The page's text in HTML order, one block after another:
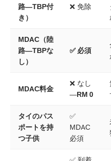
路—TBP付
き）
❌ 免除
MDAC（陸
路—TBPな
し）
✅ 必須
MDAC料金
❌ なし
—RM 0
タイのパス
ポートを持
つ子供
✅
MDAC
必須